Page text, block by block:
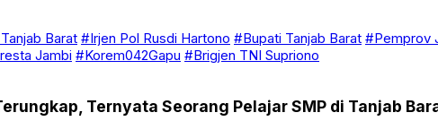
Barat #Irjen Pol Rusdi Hartono #Bupati Tanjab Barat #Pemprov
Jambi #Korem042Gapu #Brigjen TNI Supriono
Ternyata Seorang Pelajar SMP di Tanjab